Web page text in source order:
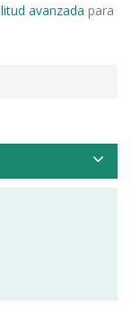
avanzada para